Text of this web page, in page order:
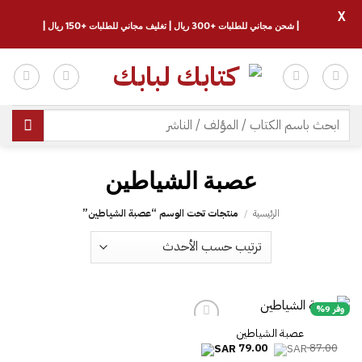
للمحتوى
البحث
عن:
عصبة الشياطين
الرئيسية / منتجات تحت الوسم “عصبة الشياطين”
وفر 9%
عصبة الشياطين
87.00
السعر
79.00 السعر
الحالي
| شحن مجاني للطلبات +300 ريال | تغليف مجاني للطلبات +150 ريال |
X